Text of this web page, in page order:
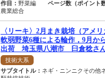
作目： 野菜編 ページ数（ポイント
農業総合
〈リーキ〉2月まき栽培（アメ
軟弱野菜6種による輪作，9月か
出荷 埼玉県八潮市 臼倉稔さん
技術大系
サブタイトル： ネギ・ニンニクその他